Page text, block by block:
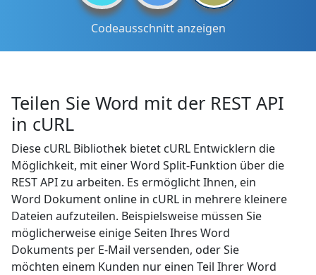
Codeausschnitt anzeigen
Teilen Sie Word mit der REST API
in cURL
Diese cURL Bibliothek bietet cURL Entwicklern die
Möglichkeit, mit einer Word Split-Funktion über die
REST API zu arbeiten. Es ermöglicht Ihnen, ein
Word Dokument online in cURL in mehrere kleinere
Dateien aufzuteilen. Beispielsweise müssen Sie
möglicherweise einige Seiten Ihres Word
Dokuments per E-Mail versenden, oder Sie
möchten einem Kunden nur einen Teil Ihrer Word